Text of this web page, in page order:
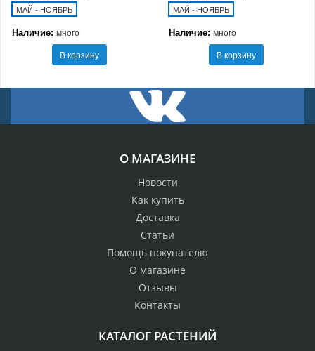
МАЙ - НОЯБРЬ
Наличие: много
В корзину
МАЙ - НОЯБРЬ
Наличие: много
В корзину
О МАГАЗИНЕ
Новости
Как купить
Доставка
Статьи
Помощь покупателю
О магазине
Отзывы
Контакты
КАТАЛОГ РАСТЕНИЙ